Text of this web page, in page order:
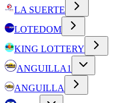
LA SUERTE
LOTEDOM
KING LOTTERY
ANGUILLA1
ANGUILLA